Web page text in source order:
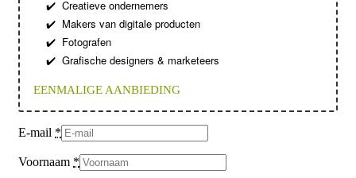
✔️ Creatieve ondernemers
✔️ Makers van digitale producten
✔️ Fotografen
✔️ Grafische designers & marketeers
EENMALIGE AANBIEDING
E-mail *
Voornaam *